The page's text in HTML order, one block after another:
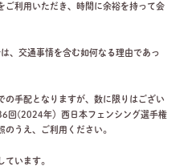
ご利用いただき、時間に余裕を持って会
、交通事情を含む如何なる理由であっ
の手配となりますが、数に限りはござい
回(2024年）西日本フェンシング選手権
うえ、ご利用ください。
ています。